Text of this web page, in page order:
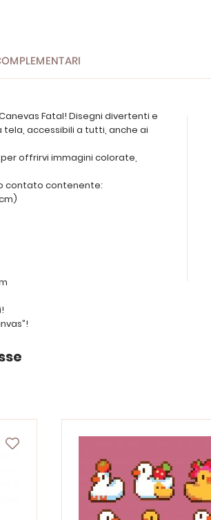
Fatal! Disegni divertenti e
accessibili a tutti, anche ai
offrirvi immagini colorate,
contato contenente: